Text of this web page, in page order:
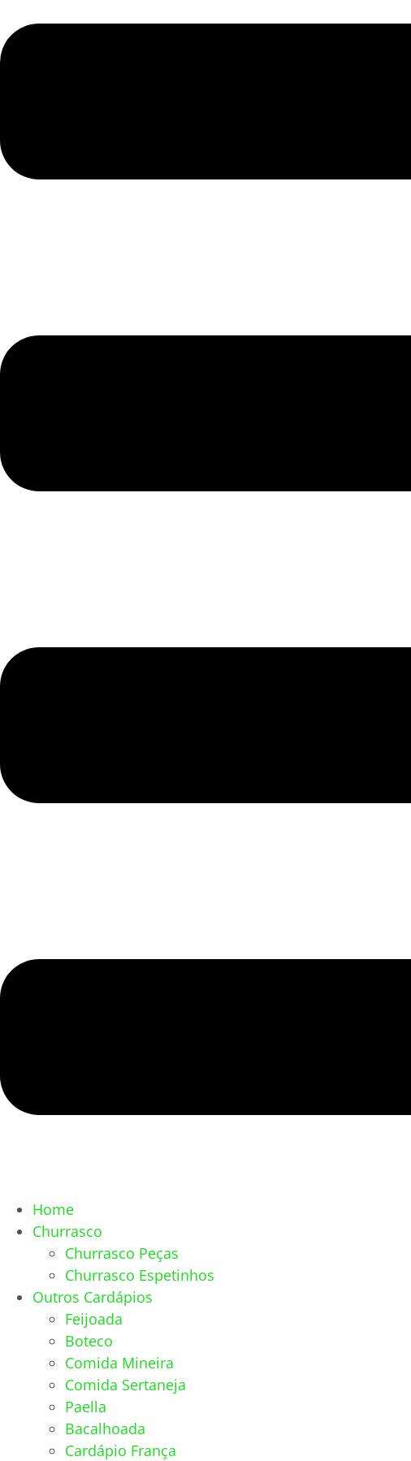
Home
Churrasco
Churrasco Peças
Churrasco Espetinhos
Outros Cardápios
Feijoada
Boteco
Comida Mineira
Comida Sertaneja
Paella
Bacalhoada
Cardápio França